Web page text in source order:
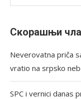
Скорашњи
Neverovatna priča
vratio na srpsko
SPC i vernici danas